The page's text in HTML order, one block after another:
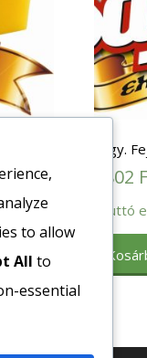
kg Fagy.
1802
Bruttó
to allow
All to
essential